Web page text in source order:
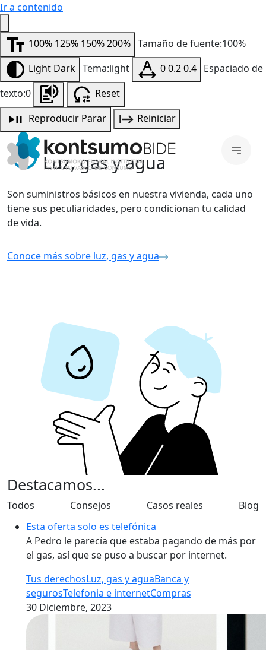
Ir a contenido
100% 125% 150%200% Tamaño de fuente:100%
Light Dark Tema:light 00.20.4 Espaciado de
texto:0
Reset
Reproducir Parar Reiniciar
Luz, gas y agua
Son suministros básicos en nuestra vivienda, cada uno
tiene sus peculiaridades, pero condicionan tu calidad
de vida.
Conoce más sobre luz, gas y agua
Destacamos...
Todos Consejos Casos reales
Blog
Esta oferta solo es telefónica
A Pedro le parecía que estaba pagando de más por
el gas, así que se puso a buscar por internet.
Tus derechosLuz, gas y aguaBanca y
segurosTelefonia e internetCompras
30 Diciembre, 2023